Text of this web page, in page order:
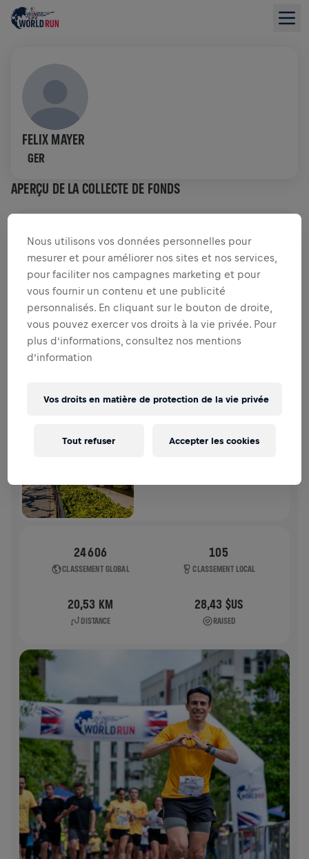
FELIX MAYER
GER
APERÇU DE LA COLLECTE DE FONDS
COLLECTE DE FONDS DONNER
Faites un don pour faire la différence ! 100% de
l'argent collecté est destiné à la recherche sur la
HISTOIRE
FRANKFURT AM MAIN
24 606
CLASSEMENT GLOBAL
105
CLASSEMENT LOCAL
20,53 KM
DISTANCE
28,43 $US
RAISED
Nous utilisons vos données personnelles pour
mesurer et pour améliorer nos sites et nos services,
pour faciliter nos campagnes marketing et pour
vous fournir un contenu et une publicité
personnalisés. En cliquant sur le bouton de droite,
vous pouvez exercer vos droits à la vie privée. Pour
plus d’informations, consultez nos mentions
d’information
Vos droits en matière de protection de la vie privée
Tout refuser Accepter les cookies